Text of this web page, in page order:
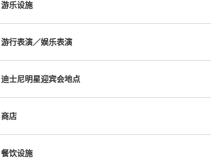
游乐设施
游行表演／娱乐表演
迪士尼明星迎宾会地点
商店
餐饮设施